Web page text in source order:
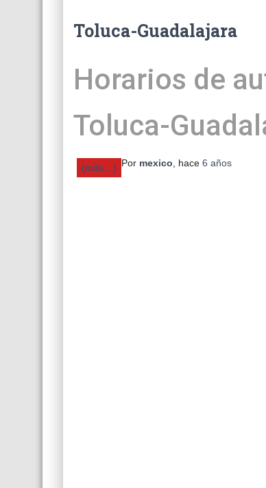
Toluca-Guadalajara
Horarios de
Toluca-
(más…) Por mexico , hace 6 años